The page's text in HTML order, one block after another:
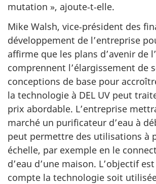
mutation », ajoute‑t‑elle.
Mike Walsh, vice‑président des
développement de l’entreprise
affirme que les plans d’avenir de
comprennent l’élargissement de
conceptions de base pour
la technologie à DEL UV peut
prix abordable. L’entreprise
marché un purificateur d’eau à
peut permettre des utilisations à
échelle, par exemple en le
d’eau d’une maison. L’objectif
compte la technologie soit